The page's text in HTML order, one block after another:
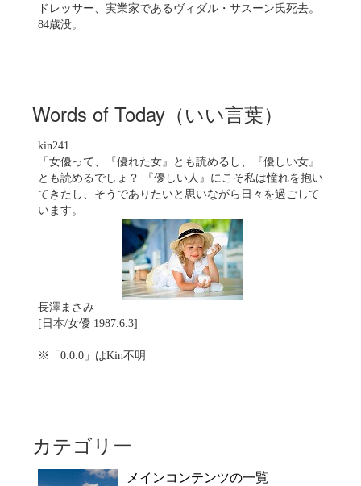
ドレッサー、実業家であるヴィダル・サスーン氏死去。
84歳没。
Words of Today（いい言葉）
kin241
「女優って、『優れた女』とも読めるし、『優しい女』
とも読めるでしょ？ 『優しい人』にこそ私は憧れを抱い
てきたし、そうでありたいと思いながら日々を過ごして
います。
長澤まさみ
[日本/女優 1987.6.3]
※「0.0.0」はKin不明
カテゴリー
メインコンテンツの一覧